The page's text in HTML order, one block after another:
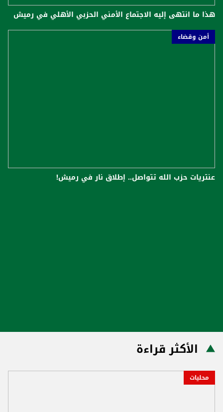
هذا ما انتهى إليه الاجتماع الأمني الحزبي الأهلي في رميش
أمن وقضاء
عنتريات حزب الله تتواصل.. إطلاق نار في رميش!
الأكثر قراءة
محليات